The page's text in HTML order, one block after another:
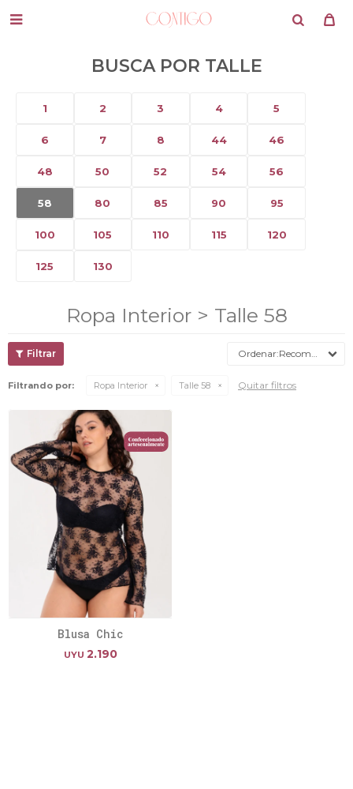

BUSCA POR TALLE
1 2 3 4 5
6 7 8 44 46
48 50 52 54 56
58 80 85 90 95
100 105 110 115 120
125 130
Ropa Interior > Talle 58
Recomendados
Filtrando por: Ropa Interior Talle 58 Quitar filtros
Blusa Chic
UYU 2.190